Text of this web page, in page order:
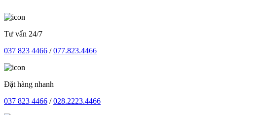
Tư vấn 24/7
037 823 4466 /077.823.4466
Đặt hàng nhanh
037 823 4466 /028.2223.4466